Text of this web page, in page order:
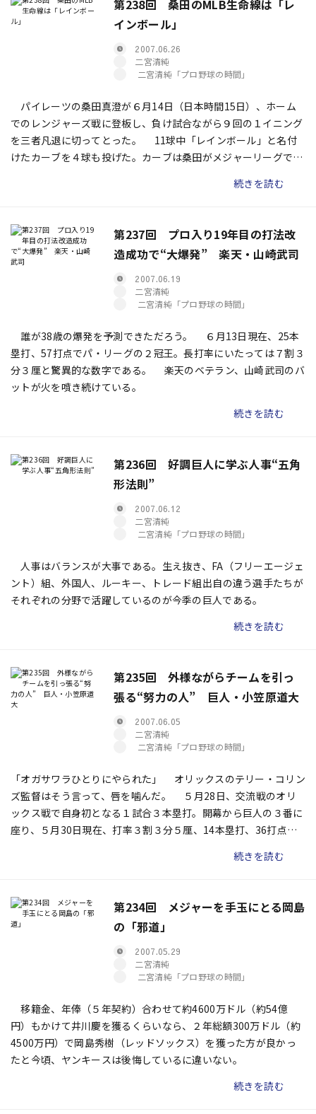
第238回 桑田のMLB生命線は「レ
インボール」
2007.06.26
二宮清純
二宮清純「プロ野球の時間」
パイレーツの桑田真澄が６月14日（日本時間15日）、ホーム
でのレンジャーズ戦に登板し、負け試合ながら９回の１イニング
を三者凡退に切ってとった。 11球中「レインボール」と名付
けたカーブを４球も投げた。カーブは桑田がメジャーリーグで生
続きを読む
第237回 プロ入り19年目の打法改
造成功で“大爆発” 楽天・山崎武司
2007.06.19
二宮清純
二宮清純「プロ野球の時間」
誰が38歳の爆発を予測できただろう。 ６月13日現在、25本
塁打、57打点でパ・リーグの２冠王。長打率にいたっては７割３
分３厘と驚異的な数字である。 楽天のベテラン、山崎武司のバ
ットが火を噴き続けている。
続きを読む
第236回 好調巨人に学ぶ人事“五角
形法則”
2007.06.12
二宮清純
二宮清純「プロ野球の時間」
人事はバランスが大事である。生え抜き、FA（フリーエージェ
ント）組、外国人、ルーキー、トレード組――出自の違う選手たちが
それぞれの分野で活躍しているのが今季の巨人である。
続きを読む
第235回 外様ながらチームを引っ
張る“努力の人” 巨人・小笠原道大
2007.06.05
二宮清純
二宮清純「プロ野球の時間」
「オガサワラひとりにやられた」 オリックスのテリー・コリン
ズ監督はそう言って、唇を噛んだ。 ５月28日、交流戦のオリ
ックス戦で自身初となる１試合３本塁打。開幕から巨人の３番に
座り、５月30日現在、打率３割３分５厘、14本塁打、36打点――期
続きを読む
第234回 メジャーを手玉にとる岡島
の「邪道」
2007.05.29
二宮清純
二宮清純「プロ野球の時間」
移籍金、年俸（５年契約）合わせて約4600万ドル（約54億
円）もかけて井川慶を獲るくらいなら、２年総額300万ドル（約
4500万円）で岡島秀樹（レッドソックス）を獲った方が良かっ
たと今頃、ヤンキースは後悔しているに違いない。
続きを読む